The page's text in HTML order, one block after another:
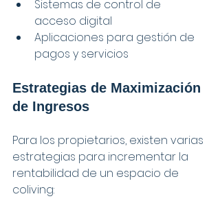
Sistemas de control de
acceso digital
Aplicaciones para gestión de
pagos y servicios
Estrategias de Maximización
de Ingresos
Para los propietarios, existen varias
estrategias para incrementar la
rentabilidad de un espacio de
coliving: